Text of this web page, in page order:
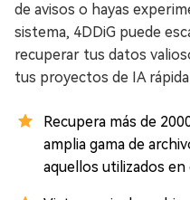
de avisos o hayas
sistema, 4DDiG puede
recuperar tus datos
tus proyectos de IA
Recupera más de
amplia gama de
aquellos utilizados en